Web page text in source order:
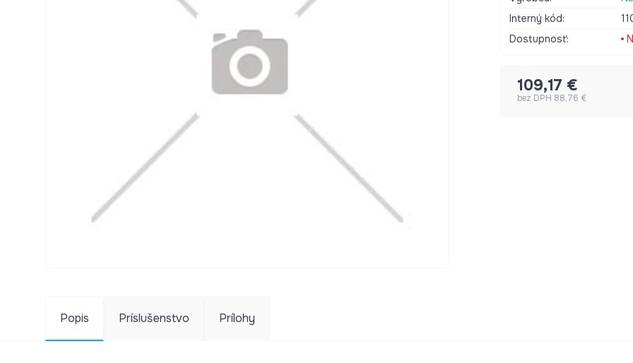
Interný kód:
Dostupnosť:
109,17 €
bez DPH 88,76 €
Popis Príslušenstvo Prílohy